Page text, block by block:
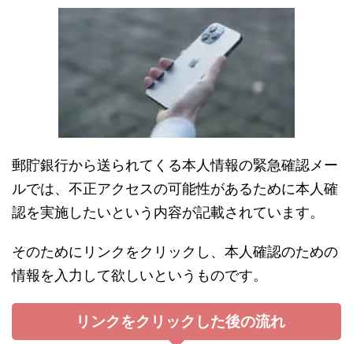
郵貯銀行から送られてくる本人情報の緊急確認メー
ルでは、不正アクセスの可能性があるために本人確
認を実施したいという内容が記載されています。
そのためにリンクをクリックし、本人確認のための
情報を入力して欲しいというものです。
リンクをクリックした後の流れ